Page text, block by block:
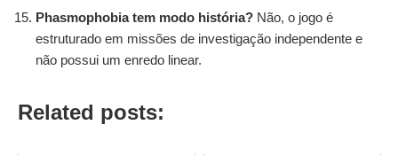
Phasmophobia tem modo história? Não, o jogo é
estruturado em missões de investigação independente e
não possui um enredo linear.
Related posts: